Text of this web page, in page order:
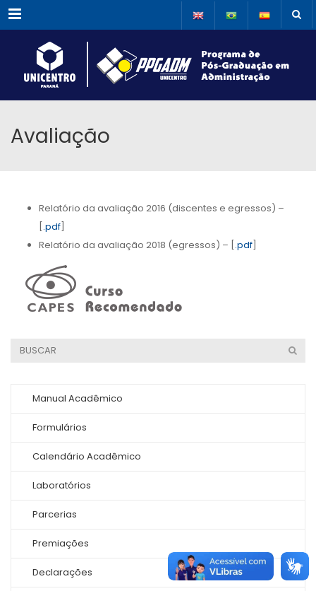
Menu
Avaliação
Relatório da avaliação 2016 (discentes e egressos) –
[.pdf]
Relatório da avaliação 2018 (egressos) – [.pdf]
Manual Acadêmico
Formulários
Calendário Acadêmico
Laboratórios
Parcerias
Premiações
Declarações